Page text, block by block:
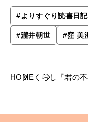
#よりすぐり読書日記
#瀧井朝世 #窪 美
HOME くらし
『君の